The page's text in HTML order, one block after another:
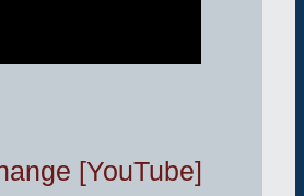
[YouTube]